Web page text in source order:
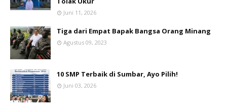
Juni 11, 2026
Tiga dari Empat Bapak Bangsa Orang Minang
Agustus 09, 2023
10 SMP Terbaik di Sumbar, Ayo Pilih!
Juni 03, 2026